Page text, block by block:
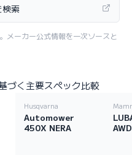
索
メーカー公式情報を一次ソースと
づく主要スペック比較
Husqvarna
Automower
450X NERA
AWD